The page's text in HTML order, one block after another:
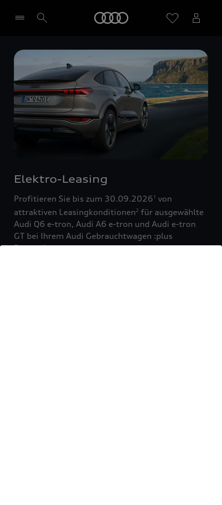
Händler wählen
Elektro-Leasing
Profitieren Sie bis zum 30.09.20261 von
attraktiven Leasingkonditionen2 für ausgewählte
Audi Q6 e-tron, Audi A6 e-tron und Audi e-tron
GT bei Ihrem Audi Gebrauchtwagen :plus
Partner!